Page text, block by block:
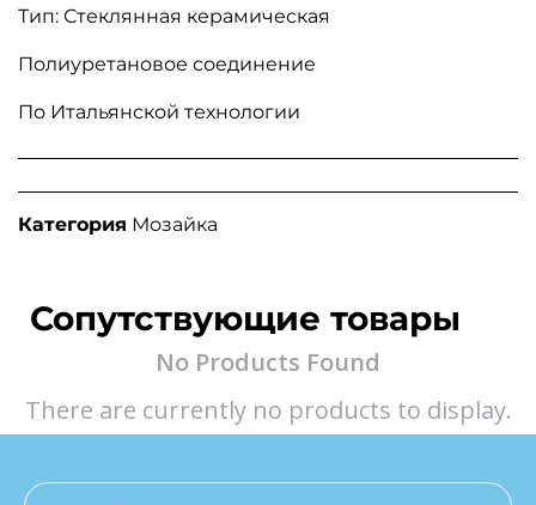
Тип: Стеклянная керамическая
Полиуретановое соединение
По Итальянской технологии
Категория Мозайка
Сопутствующие товары
No Products Found
There are currently no products to display.